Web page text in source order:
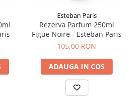
Esteban Paris
Rezerva Parfum 250ml
Figue Noire - Esteban Paris
105,00 RON
ADAUGA IN COS